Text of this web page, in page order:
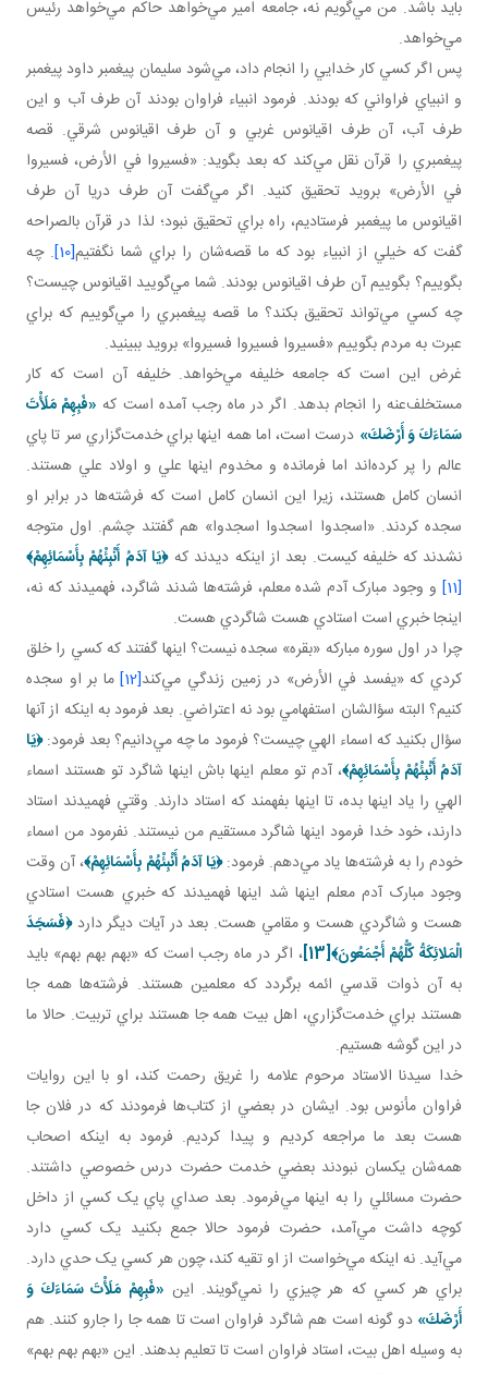
بايد باشد. من مي‌گويم نه، جامعه امير مي‌خواهد حاکم مي‌خواهد رئيس
مي‌خواهد.
پس اگر کسي کار خدايي را انجام داد، مي‌شود سليمان پيغمبر داود پيغمبر
و انبياي فراواني که بودند. فرمود انبياء فراوان بودند آن طرف آب و اين
طرف آب، آن طرف اقيانوس غربي و آن طرف اقيانوس شرقي. قصه
پيغمبري را قرآن نقل مي‌کند که بعد بگويد: «فسيروا في الأرض، فسيروا
في الأرض» برويد تحقيق کنيد. اگر مي‌گفت آن طرف دريا آن طرف
اقيانوس ما پيغمبر فرستاديم، راه براي تحقيق نبود؛ لذا در قرآن بالصراحه
گفت که خيلي از انبياء بود که ما قصه‌شان را براي شما نگفتيم[10]
. چه
بگوييم؟ بگوييم آن طرف اقيانوس بودند. شما مي‌گوييد اقيانوس چيست؟
چه کسي مي‌تواند تحقيق بکند؟ ما قصه پيغمبري را مي‌گوييم که براي
عبرت به مردم بگوييم «فسيروا فسيروا فسيروا» برويد ببينيد.
غرض اين است که جامعه خليفه مي‌خواهد. خليفه آن است که کار
مستخلف‌عنه را انجام بدهد. اگر در ماه رجب آمده است که «فَبِهِمْ مَلَأْتَ
سَمَاءَكَ وَ أَرْضَكَ» درست است، اما همه اينها براي خدمت‌گزاري سر تا پاي
عالم را پر کرده‌اند اما فرمانده و مخدوم اينها علي و اولاد علي هستند.
انسان کامل‌ هستند، زيرا اين انسان کامل است که فرشته‌ها در برابر او
سجده کردند. «اسجدوا اسجدوا اسجدوا» هم گفتند چشم. اول متوجه
نشدند که خليفه کيست. بعد از اينکه ديدند که﴿يَا آدَمُ أَنْبِئْهُمْ بِأَسْمَائِهِمْ﴾
[11]
و وجود مبارک آدم شده معلم، فرشته‌ها شدند شاگرد، فهميدند که نه،
اينجا خبري است استادي هست شاگردي هست.
چرا در اول سوره مبارکه «بقره» سجده نيست؟ اينها گفتند که کسي را خلق
کردي که «يفسد في الأرض» در زمين زندگي مي‌کند[12]
ما بر او سجده
کنيم؟ البته سؤالشان استفهامي بود نه اعتراضي. بعد فرمود به اينکه از آنها
سؤال بکنيد که اسماء الهي چيست؟ فرمود ما چه مي‌دانيم؟ بعد فرمود:﴿يَا
آدَمُ أَنْبِئْهُمْ بِأَسْمَائِهِمْ﴾، آدم تو معلم اينها باش اينها شاگرد تو هستند اسماء
الهي را ياد اينها بده، تا اينها بفهمند که استاد دارند. وقتي فهميدند استاد
دارند، خود خدا فرمود اينها شاگرد مستقيم من نيستند. نفرمود من اسماء
خودم را به فرشته‌ها ياد مي‌دهم. فرمود:﴿يَا آدَمُ أَنْبِئْهُمْ بِأَسْمَائِهِمْ﴾، آن وقت
وجود مبارک آدم معلم اينها شد اينها فهميدند که خبري هست استادي
هست و شاگردي هست و مقامي هست. بعد در آيات ديگر دارد﴿فَسَجَدَ
الْمَلائِكَةُ كُلُّهُمْ أَجْمَعُونَ﴾[13]
، اگر در ماه رجب است که «بهم بهم بهم» بايد
به آن ذوات قدسي ائمه برگردد که معلمين هستند. فرشته‌ها همه جا
هستند براي خدمت‌گزاري، اهل بيت همه جا هستند براي تربيت. حالا ما
در اين گوشه هستيم.
خدا سيدنا الاستاد مرحوم علامه را غريق رحمت کند، او با اين روايات
فراوان مأنوس بود. ايشان در بعضي از کتاب‌ها فرمودند که در فلان جا
هست بعد ما مراجعه کرديم و پيدا کرديم. فرمود به اينکه اصحاب
همه‌شان يکسان نبودند بعضي خدمت حضرت درس خصوصي داشتند.
حضرت مسائلي را به اينها مي‌فرمود. بعد صداي پاي يک کسي از داخل
کوچه داشت مي‌آمد، حضرت فرمود حالا جمع بکنيد يک کسي دارد
مي‌آيد. نه اينکه مي‌خواست از او تقيه کند، چون هر کسي يک حدي دارد.
براي هر کسي که هر چيزي را نمي‌گويند. اين «فَبِهِمْ مَلَأْتَ سَمَاءَكَ وَ
أَرْضَكَ» دو گونه است هم شاگرد فراوان است تا همه جا را جارو کنند. هم
به وسيله اهل بيت، استاد فراوان است تا تعليم بدهند. اين «بهم بهم بهم»